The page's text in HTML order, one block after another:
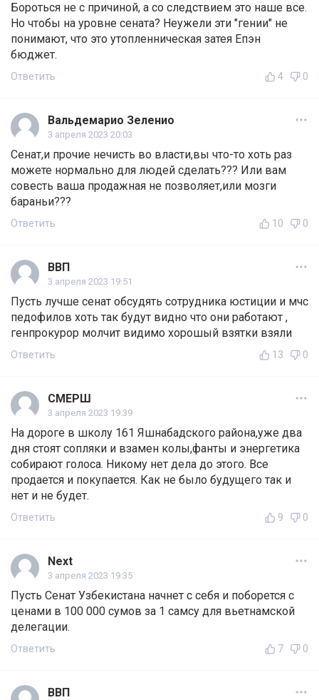
Бороться не с причиной, а со следствием это наше все.
Но чтобы на уровне сената? Неужели эти "гении" не
понимают, что это утопленническая затея Епэн
бюджет.
Ответить 4 0
Вальдемарио Зеленио
3 апреля 2023 20:03
Сенат,и прочие нечисть во власти,вы что-то хоть раз
можете нормально для людей сделать??? Или вам
совесть ваша продажная не позволяет,или мозги
бараньи???
Ответить 10 0
ВВП
3 апреля 2023 19:51
Пусть лучше сенат обсудять сотрудника юстиции и мчс
педофилов хоть так будут видно что они работают ,
генпрокурор молчит видимо хорошый взятки взяли
Ответить 13 0
СМЕРШ
3 апреля 2023 19:39
На дороге в школу 161 Яшнабадского района,уже два
дня стоят сопляки и взамен колы,фанты и энергетика
собирают голоса. Никому нет дела до этого. Все
продается и покупается. Как не было будущего так и
нет и не будет.
Ответить 9 0
Next
3 апреля 2023 19:35
Пусть Сенат Узбекистана начнет с себя и поборется с
ценами в 100 000 сумов за 1 самсу для вьетнамской
делегации.
Ответить 7 0
ВВП